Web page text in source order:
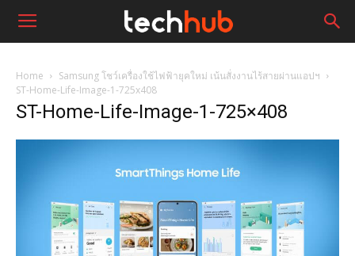
Home
Samsung โชว์เครื่องใช้ไฟฟ้ายุคใหม่ เน้นสั่งงานไร้สายผ่านแอปฯ
ST-Home-Life-Image-1-725x408
ST-Home-Life-Image-1-725×408